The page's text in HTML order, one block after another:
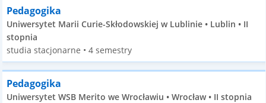
Pedagogika
Uniwersytet Marii Curie-Skłodowskiej w Lublinie • Lublin • II
stopnia
studia stacjonarne • 4 semestry
Pedagogika
Uniwersytet WSB Merito we Wrocławiu • Wrocław • II stopnia